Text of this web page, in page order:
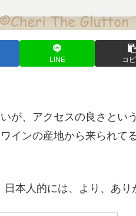
LINE コ
が、アクセスの良さとい
インの産地から来られて
本人的には、より、あり